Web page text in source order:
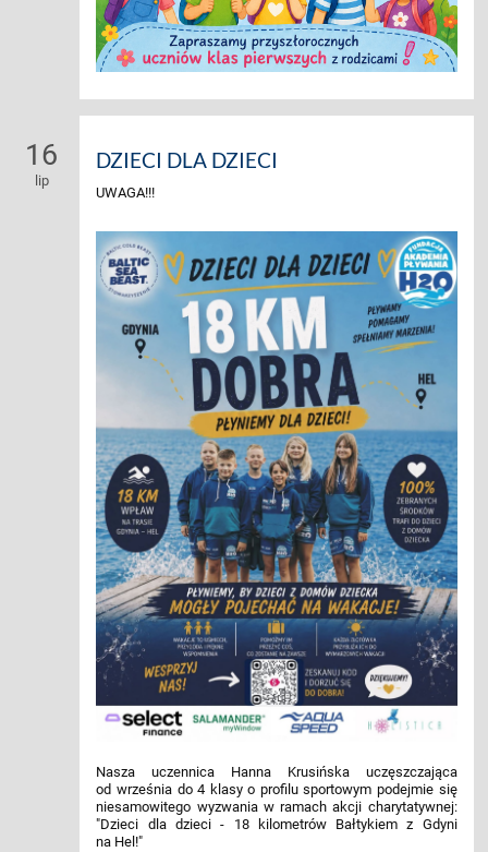
DZIECI DLA DZIECI
UWAGA!!!
Nasza uczennica Hanna Krusińska uczęszczająca
od września do 4 klasy o profilu sportowym podejmie się
niesamowitego wyzwania w ramach akcji charytatywnej:
"Dzieci dla dzieci - 18 kilometrów Bałtykiem z Gdyni
na Hel!"
16
lip